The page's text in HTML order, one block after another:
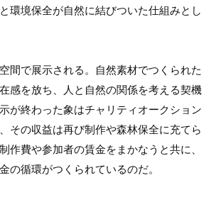
環境保全が自然に結びついた仕組みとし
間で展示される。自然素材でつくられた
感を放ち、人と自然の関係を考える契機
が終わった象はチャリティオークション
その収益は再び制作や森林保全に充てら
作費や参加者の賃金をまかなうと共に、
の循環がつくられているのだ。